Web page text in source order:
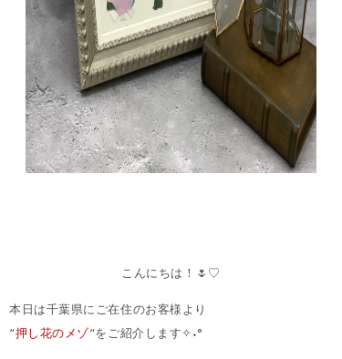
こんにちは！🌷♡
本日は千葉県にご在住のお客様より
“押し花のメゾ“をご紹介します✧˖°